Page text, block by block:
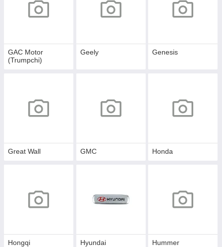
GAC Motor
(Trumpchi)
Geely Genesis
Great Wall GMC Honda
Hongqi Hyundai Hummer